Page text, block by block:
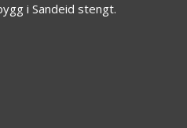
i Sandeid stengt.